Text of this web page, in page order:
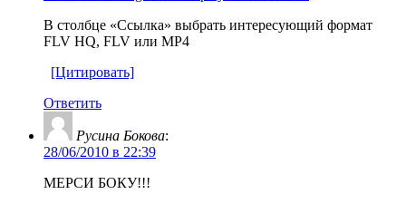
В столбце «Ссылка» выбрать интересующий формат
FLV HQ, FLV или MP4
[Цитировать]
Ответить
Русина Бокова:
28/06/2010 в 22:39
МЕРСИ БОКУ!!!